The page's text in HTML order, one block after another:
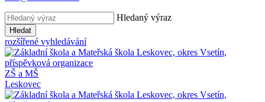
Hledaný výraz
Hledat
rozšířené vyhledávání
ZŠ a MŠ
Leskovec